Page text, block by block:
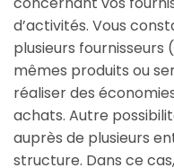
d’activités. Vous
plusieurs
mêmes produits ou
réaliser des
achats. Autre
auprès de plusieurs
structure. Dans ce